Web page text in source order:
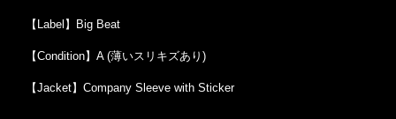
【Label】Big Beat
【Condition】A (薄いスリキズあり)
【Jacket】Company Sleeve with Sticker